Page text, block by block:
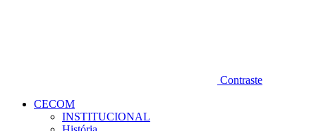
Contraste
CECOM
INSTITUCIONAL